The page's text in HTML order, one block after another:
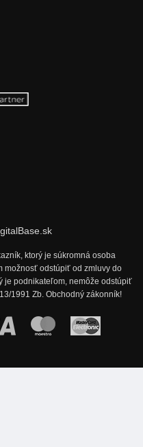
ktorý je súkromná osoba
možnosť odstúpiť od zmluvy do
je podnikateľom, nemôže odstúpiť
1991 Zb. Obchodný zákonník!